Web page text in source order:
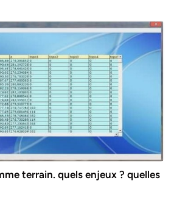
terrain. quels enjeux ? quelles